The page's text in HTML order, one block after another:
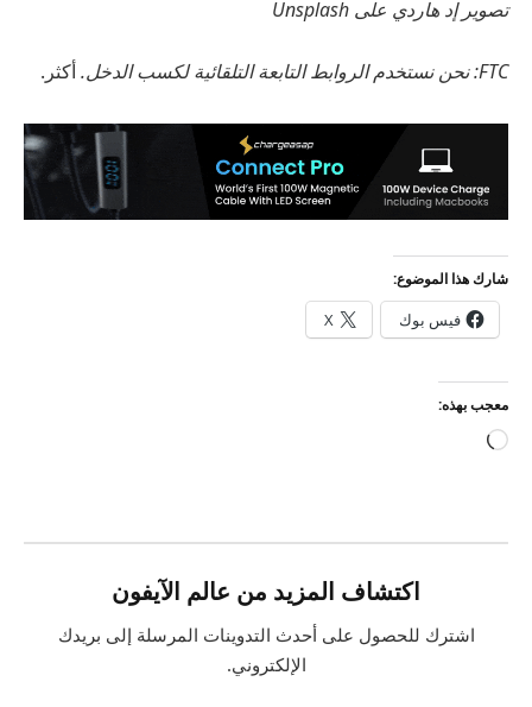
تصوير إد هاردي على Unsplash
FTC: نحن نستخدم الروابط التابعة التلقائية لكسب الدخل. أكثر.
شارك هذا الموضوع:
فيس بوك X
معجب بهذه:
جاري
اكتشاف المزيد من عالم الآيفون
اشترك للحصول على أحدث التدوينات المرسلة إلى بريدك
الإلكتروني.